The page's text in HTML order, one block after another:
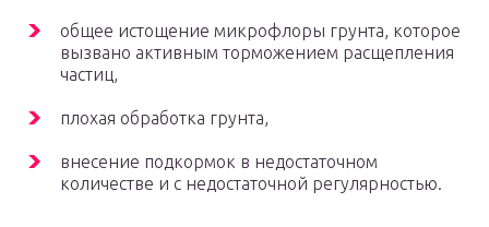
общее истощение микрофлоры грунта, которое
вызвано активным торможением расщепления
частиц,
плохая обработка грунта,
внесение подкормок в недостаточном
количестве и с недостаточной регулярностью.